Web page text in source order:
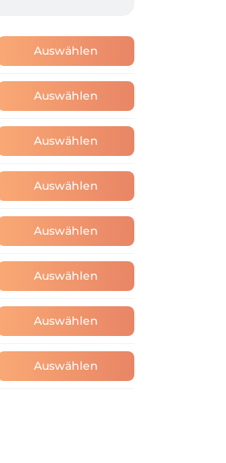
Auswählen
Auswählen
Auswählen
Auswählen
Auswählen
Auswählen
Auswählen
Auswählen